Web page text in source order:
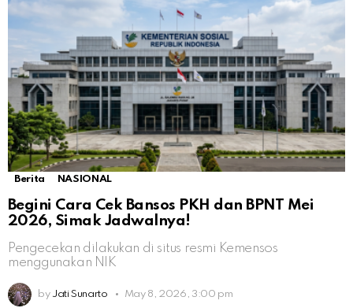
Berita NASIONAL
Begini Cara Cek Bansos PKH dan BPNT Mei
2026, Simak Jadwalnya!
Pengecekan dilakukan di situs resmi Kemensos
menggunakan NIK
by Jati Sunarto May 8, 2026, 3:00 pm